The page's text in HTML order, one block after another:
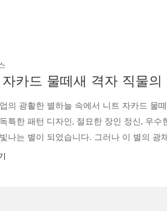
산업 뉴스
섬유 산업의 광활한 별이 빛나는 하늘에서
은 독특한 직조 기술과 뛰어난 성능으로 다
서는 안될 고품질 소재